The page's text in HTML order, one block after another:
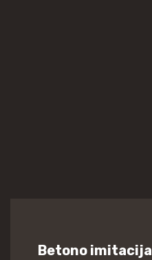
Betono imitacija